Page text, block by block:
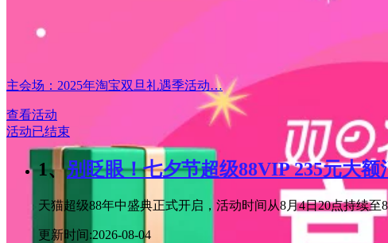
主会场：2025年淘宝双旦礼遇季活动…
查看活动
活动已结束
1、别眨眼！七夕节超级88VIP 235元大额
天猫超级88年中盛典正式开启，活动时间从8月4日20点持续
更新时间:2026-08-04